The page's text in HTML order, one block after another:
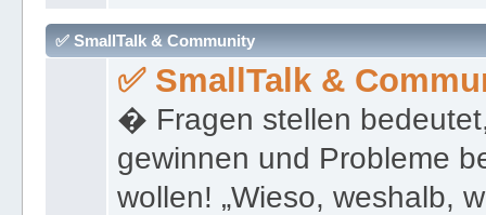
✅ SmallTalk & Community
✅ SmallTalk &
� Fragen stellen
gewinnen und Probleme
wollen! „Wieso, weshalb,